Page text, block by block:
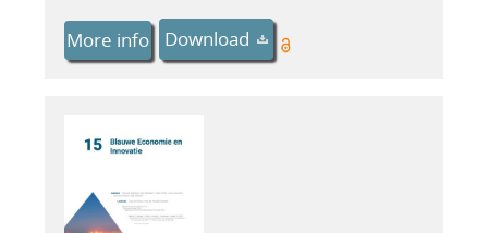
More info Download